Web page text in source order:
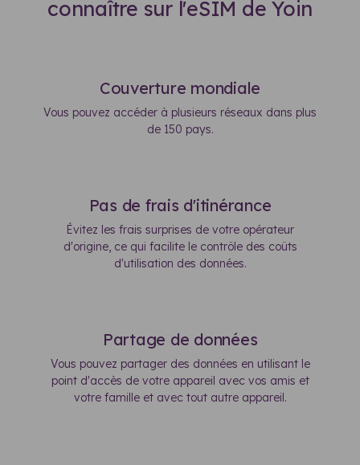
connaître sur l'eSIM de Yoin
Couverture mondiale
Vous pouvez accéder à plusieurs réseaux dans plus
de 150 pays.
Pas de frais d'itinérance
Évitez les frais surprises de votre opérateur
d'origine, ce qui facilite le contrôle des coûts
d'utilisation des données.
Partage de données
Vous pouvez partager des données en utilisant le
point d'accès de votre appareil avec vos amis et
votre famille et avec tout autre appareil.